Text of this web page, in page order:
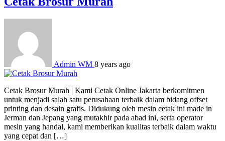
Admin WM 8 years ago
Cetak Brosur Murah | Kami Cetak Online Jakarta berkomitmen
untuk menjadi salah satu perusahaan terbaik dalam bidang offset
printing dan desain grafis. Didukung oleh mesin cetak ini made in
Jerman dan Jepang yang mutakhir pada abad ini, serta operator
mesin yang handal, kami memberikan kualitas terbaik dalam waktu
yang cepat dan […]